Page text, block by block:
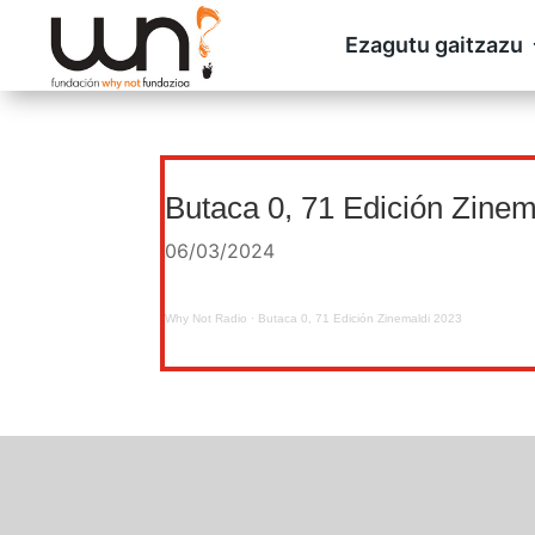
Ezagutu gaitzazu
Butaca 0, 71 Edición
06/03/2024
Why Not Radio · Butaca 0, 71 Edición Zinemaldi 2023